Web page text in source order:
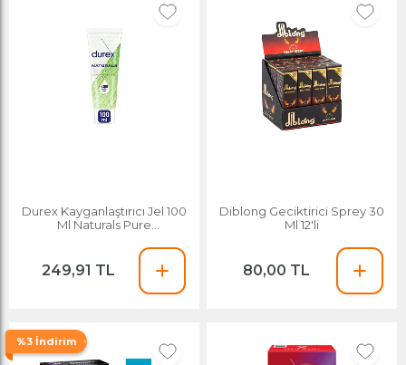
Durex Kayganlaştırıcı Jel 100
Ml Naturals Pure
249,91 TL
Diblong Geciktirici Sprey 30
Ml 12'li
80,00 TL
%3 İndirim